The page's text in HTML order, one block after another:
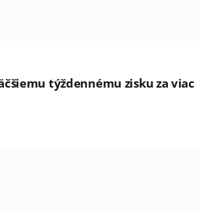
týždennému zisku za viac